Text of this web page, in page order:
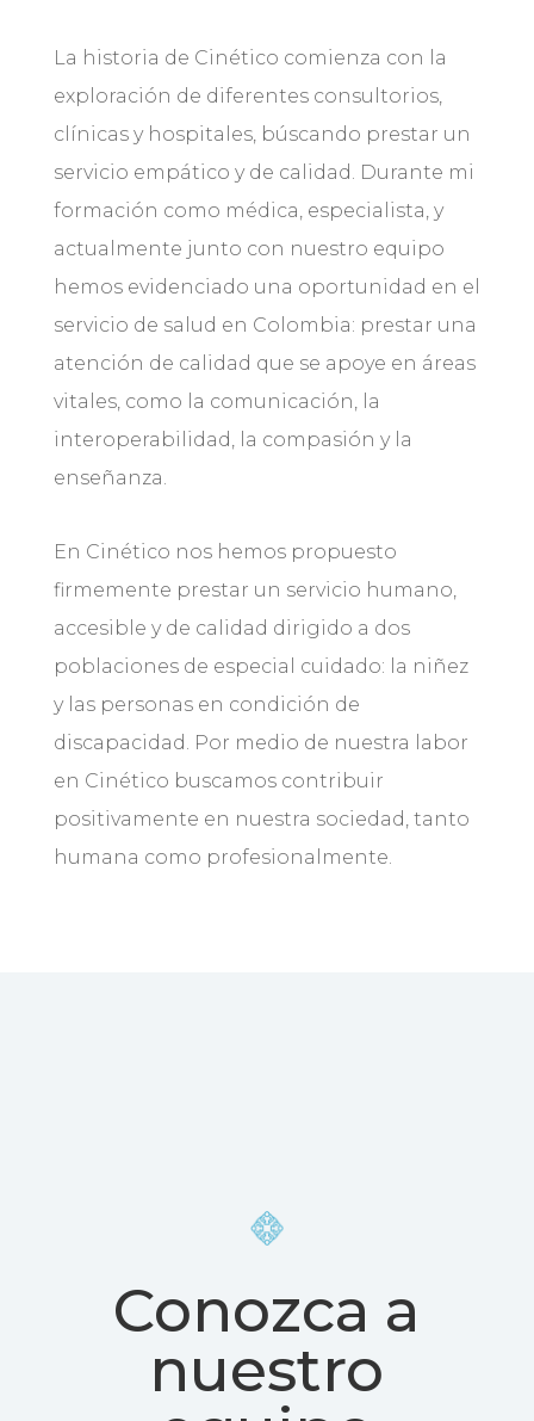
La historia de Cinético comienza con la
exploración de diferentes consultorios,
clínicas y hospitales, búscando prestar un
servicio empático y de calidad. Durante mi
formación como médica, especialista, y
actualmente junto con nuestro equipo
hemos evidenciado una oportunidad en el
servicio de salud en Colombia: prestar una
atención de calidad que se apoye en áreas
vitales, como la comunicación, la
interoperabilidad, la compasión y la
enseñanza.
En Cinético nos hemos propuesto
firmemente prestar un servicio humano,
accesible y de calidad dirigido a dos
poblaciones de especial cuidado: la niñez
y las personas en condición de
discapacidad. Por medio de nuestra labor
en Cinético buscamos contribuir
positivamente en nuestra sociedad, tanto
humana como profesionalmente.
Conozca a
nuestro